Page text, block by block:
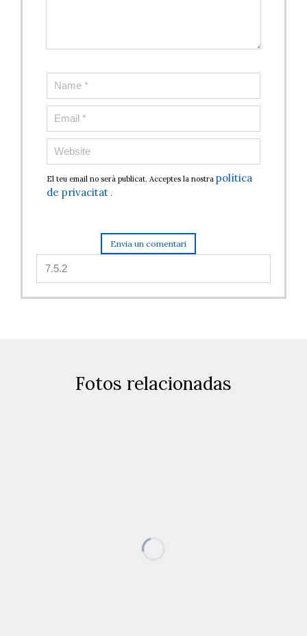
El teu email no serà publicat. Acceptes la nostra política
de privacitat .
Fotos relacionadas